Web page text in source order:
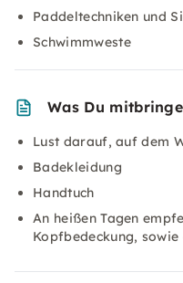
Paddeltechniken und
Schwimmweste
Was Du
Lust darauf, auf dem
Badekleidung
Handtuch
An heißen Tagen
Kopfbedeckung,